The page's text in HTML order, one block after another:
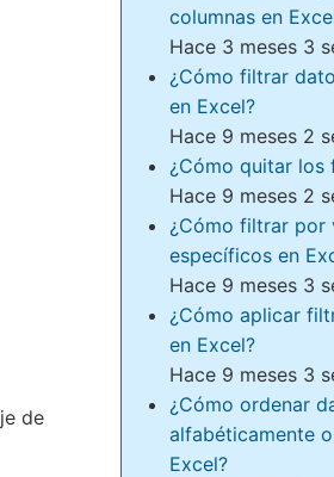
de
columnas en
Hace 3 meses 3
¿Cómo filtrar
en Excel?
Hace 9 meses 2
¿Cómo quitar los
Hace 9 meses 2
¿Cómo filtrar por
específicos en
Hace 9 meses 3
¿Cómo aplicar
en Excel?
Hace 9 meses 3
¿Cómo ordenar
alfabéticamente
Excel?